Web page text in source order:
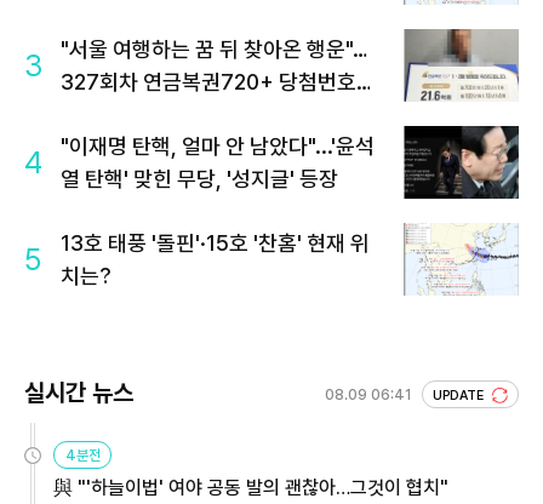
3
"서울 여행하는 꿈 뒤 찾아온 행운"…
327회차 연금복권720+ 당첨번호조
4
"이재명 탄핵, 얼마 안 남았다"...'윤석
열 탄핵' 맞힌 무당, '성지글' 등장
5
13호 태풍 '돌핀'·15호 '찬홈' 현재 위
치는?
실시간 뉴스 08.09 06:41 UPDATE
4분전
與 "'하늘이법' 여야 공동 발의 괜찮아…그것이 협치"